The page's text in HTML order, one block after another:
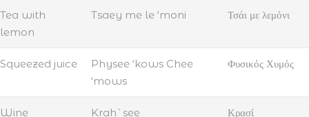
Tea with
lemon
Tsaey me le ‘moni Τσάι με λεμόνι
Squeezed juice
Physee ‘kows Chee
‘mows
Φυσικός Χυμός
Wine Krah`see Κρασί